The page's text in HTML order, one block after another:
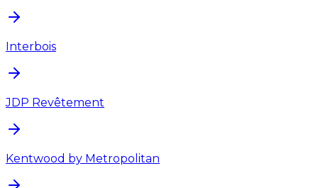
Interbois
JDP Revêtement
Kentwood by Metropolitan